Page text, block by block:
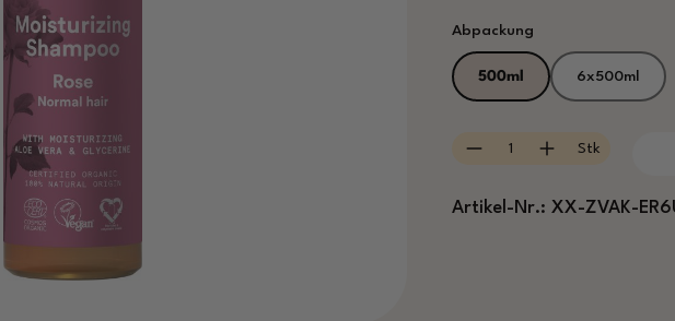
Abpackung
500ml 6x500ml
Produkt Anzahl:
Stk
Artikel-Nr.: XX-ZVAK-